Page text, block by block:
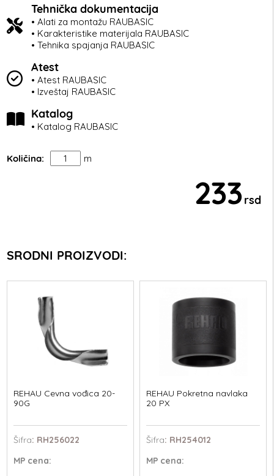
Tehnička dokumentacija
• Alati za montažu RAUBASIC
• Karakteristike materijala RAUBASIC
• Tehnika spajanja RAUBASIC
Atest
• Atest RAUBASIC
• Izveštaj RAUBASIC
Katalog
• Katalog RAUBASIC
Količina: m
233 rsd
SRODNI PROIZVODI:
REHAU Cevna vođica 20-
90G
Šifra: RH256022
MP cena:
REHAU Pokretna navlaka
20 PX
Šifra: RH254012
MPcena: